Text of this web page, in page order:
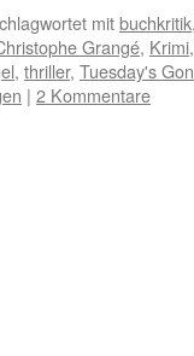
mitbuchkritik
Grangé, Krimi
, thriller, Tuesday's
| 2 Kommentare